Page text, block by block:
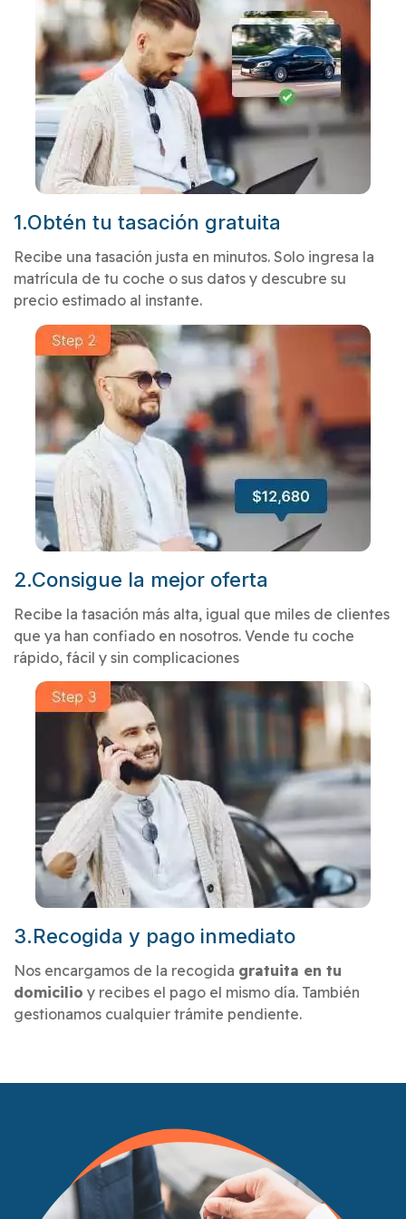
1.Obtén tu tasación gratuita
Recibe una tasación justa en minutos. Solo ingresa la
matrícula de tu coche o sus datos y descubre su
precio estimado al instante.
2.Consigue la mejor oferta
Recibe la tasación más alta, igual que miles de clientes
que ya han confiado en nosotros. Vende tu coche
rápido, fácil y sin complicaciones
3.Recogida y pago inmediato
Nos encargamos de la recogida gratuita en tu
domicilio y recibes el pago el mismo día. También
gestionamos cualquier trámite pendiente.